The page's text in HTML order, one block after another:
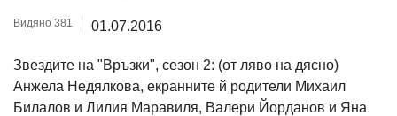
Видяно 381 01.07.2016
Звездите на "Връзки", сезон 2: (от ляво на дясно)
Анжела Недялкова, екранните й родители Михаил
Билалов и Лилия Маравиля, Валери Йорданов и Яна